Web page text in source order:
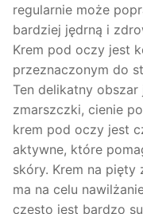
regularnie może
bardziej jędrną i
Krem pod oczy jest
przeznaczonym do
Ten delikatny
zmarszczki, cienie
krem pod oczy jest
aktywne, które
skóry. Krem na
ma na celu
często jest bardzo